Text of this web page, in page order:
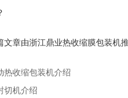
文章由浙江鼎业热收缩膜包装机
热收缩包装机介绍
切机介绍